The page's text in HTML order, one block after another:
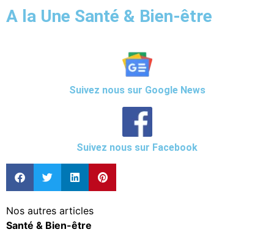
A la Une Santé & Bien-être
Suivez nous sur Google News
Suivez nous sur Facebook
Nos autres articles
Santé & Bien-être